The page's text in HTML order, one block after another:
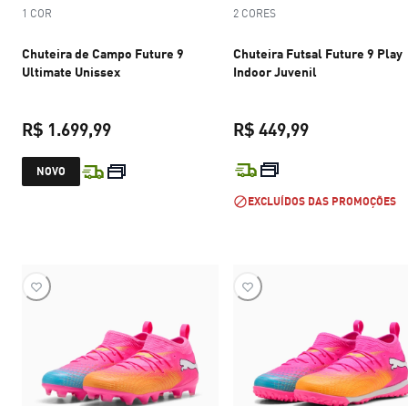
1 COR
Chuteira de Campo Future 9
Ultimate Unissex
R$ 1.699,99
preço atual R$ 1.699,99
NOVO
2 CORES
Chuteira Futsal Future 9 Play
Indoor Juvenil
R$ 449,99
EXCLUÍDOS DAS PROMOÇÕES